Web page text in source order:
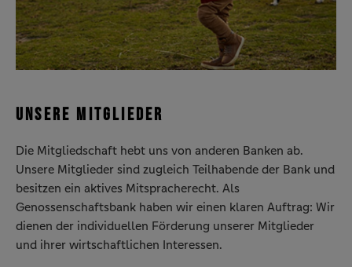
UNSERE MITGLIEDER
Die Mitgliedschaft hebt uns von anderen Banken ab.
Unsere Mitglieder sind zugleich Teilhabende der Bank und
besitzen ein aktives Mitspracherecht. Als
Genossenschaftsbank haben wir einen klaren Auftrag: Wir
dienen der individuellen Förderung unserer Mitglieder
und ihrer wirtschaftlichen Interessen.